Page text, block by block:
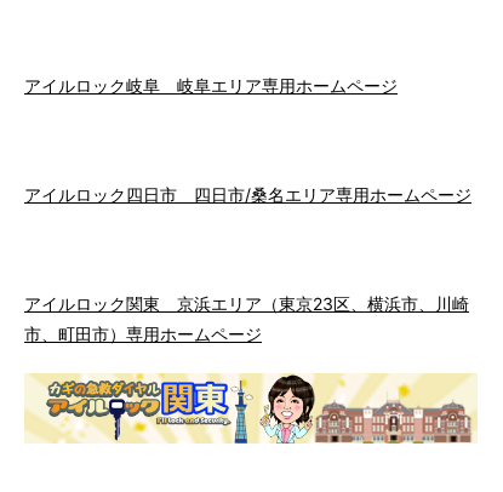
アイルロック岐阜 岐阜エリア専用ホームページ
アイルロック四日市 四日市/桑名エリア専用ホームページ
アイルロック関東 京浜エリア（東京23区、横浜市、川崎
市、町田市）専用ホームページ